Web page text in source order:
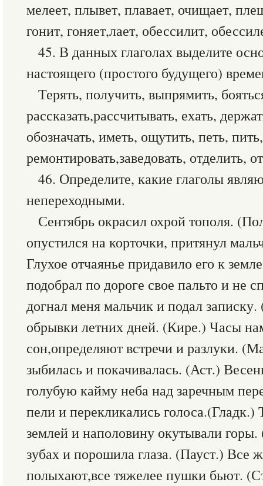
мелеет, плывет, плавает, очищает,
гонит, гоняет,лает, обессилит,
45. В данных глаголах выделите
настоящего (простого будущего)
Терять, получить, выпрямить,
рассказать,рассчитывать, ехать,
обозначать, иметь, ощутить, петь, пить,
ремонтировать,заведовать, отделить,
46. Определите, какие глаголы
непереходными.
Сентябрь окрасил охрой тополя.
опустился на корточки, притянул
Глухое отчаянье придавило его к
подобрал по дороге свое пальто и не
догнал меня мальчик и подал
обрывки летних дней. (Кире.) Часы
сон,определяют встречи и разлуки.
зыбилась и покачивалась. (Аст.)
голубую кайму неба над заречным
пели и перекликались голоса.(Гладк.)
землей и наполовину окутывали
зубах и порошила глаза. (Пауст.) Все
полыхают,все тяжелее пушки бьют.